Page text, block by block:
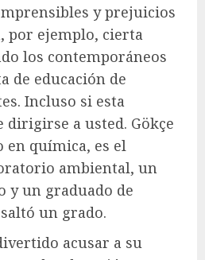
y prejuicios
por ejemplo, cierta
los contemporáneos
de educación de
Incluso si esta
dirigirse a usted. Gökçe
química, es el
ambiental, un
y un graduado de
un grado.
acusar a su